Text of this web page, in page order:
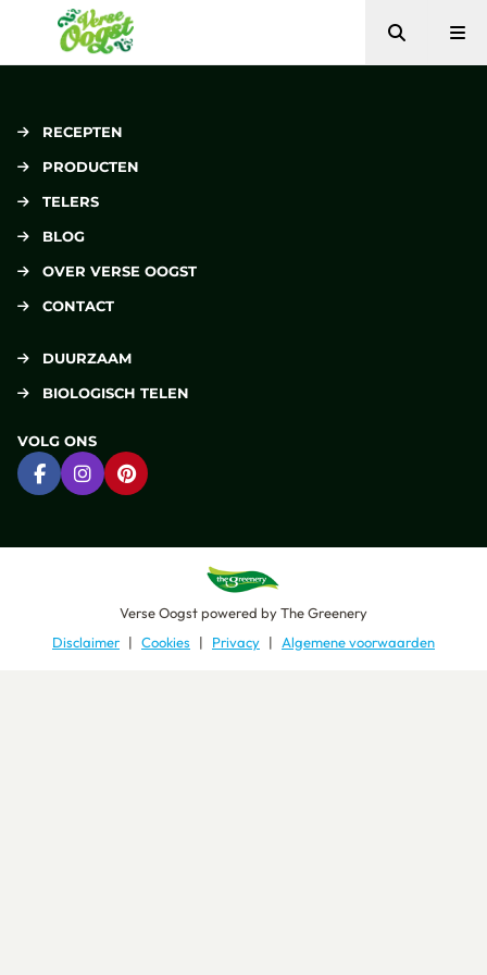
Verse Oogst
Zoeken
RECEPTEN
PRODUCTEN
TELERS
BLOG
OVER VERSE OOGST
CONTACT
DUURZAAM
BIOLOGISCH TELEN
VOLG ONS
Ga naar Facebook
Ga naar Instagram
Ga naar Pinterest
Verse Oogstpowered byThe Greenery
Disclaimer
Cookies Privacy Algemene voorwaarden